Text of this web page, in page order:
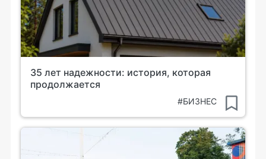
35 лет надежности: история, которая
продолжается
#БИЗНЕС